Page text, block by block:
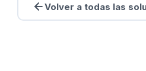
Volver a todas las